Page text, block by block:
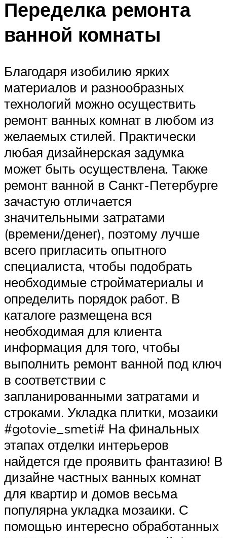
Переделка ремонта
ванной комнаты
Благодаря изобилию ярких
материалов и разнообразных
технологий можно осуществить
ремонт ванных комнат в любом из
желаемых стилей. Практически
любая дизайнерская задумка
может быть осуществлена. Также
ремонт ванной в Санкт-Петербурге
зачастую отличается
значительными затратами
(времени/денег), поэтому лучше
всего пригласить опытного
специалиста, чтобы подобрать
необходимые стройматериалы и
определить порядок работ. В
каталоге размещена вся
необходимая для клиента
информация для того, чтобы
выполнить ремонт ванной под ключ
в соответствии с
запланированными затратами и
строками. Укладка плитки, мозаики
#gotovie_smeti# На финальных
этапах отделки интерьеров
найдется где проявить фантазию! В
дизайне частных ванных комнат
для квартир и домов весьма
популярна укладка мозаики. С
помощью интересно обработанных